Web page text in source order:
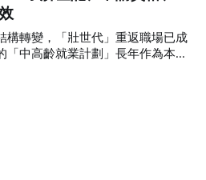
月至30年不等懂得用美股 App、
追求比定存更高息的人⭐ (極低) 香港政府零售債券
如果你錯過了部分
重溫整季的精華，這篇《中年好聲
系統化地盤點整季賽期、星級陣
（LIHKG）討論區最地道的爆笑與
構轉變，「壯世代」重返職場已成
「中高齡就業計劃」長年作為本港
為您全面拆解 2026 年最新優化